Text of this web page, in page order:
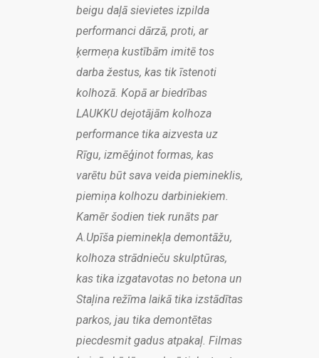
beigu daļā sievietes izpilda
performanci dārzā, proti, ar
ķermeņa kustībām imitē tos
darba žestus, kas tik īstenoti
kolhozā. Kopā ar biedrības
LAUKKU dejotājām kolhoza
performance tika aizvesta uz
Rīgu, izmēģinot formas, kas
varētu būt sava veida piemineklis,
piemiņa kolhozu darbiniekiem.
Kamēr šodien tiek runāts par
A.Upīša pieminekļa demontāžu,
kolhoza strādnieču skulptūras,
kas tika izgatavotas no betona un
Staļina režīma laikā tika izstādītas
parkos, jau tika demontētas
piecdesmit gadus atpakaļ. Filmas